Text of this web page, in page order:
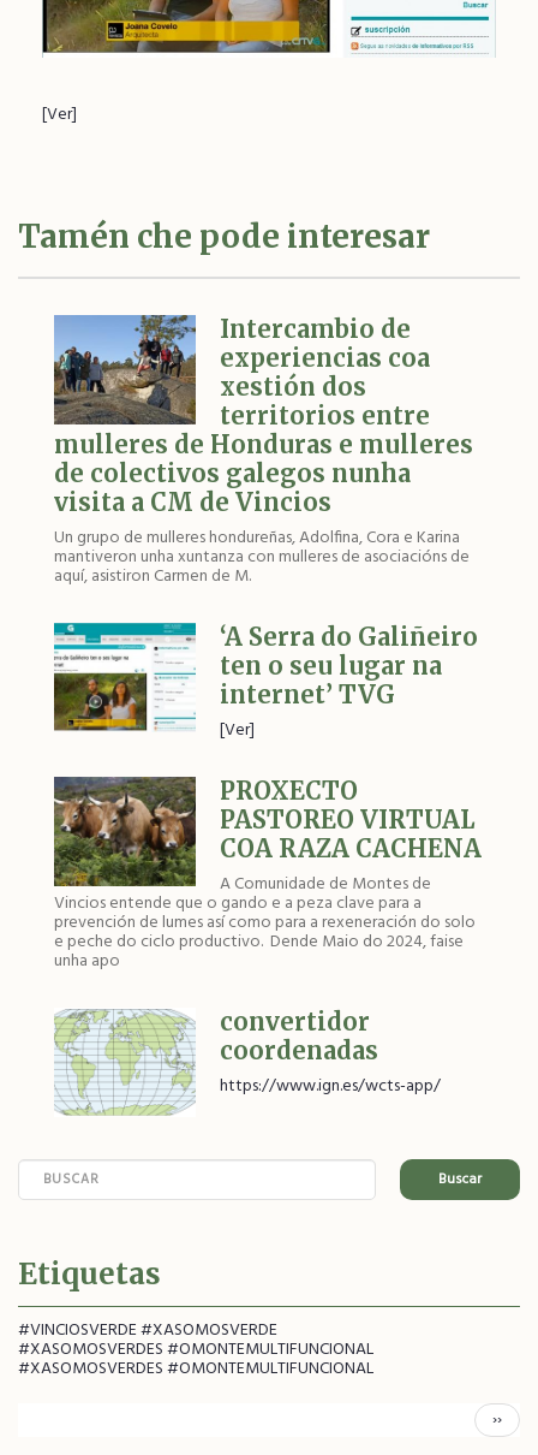
[Ver]
Tamén che pode interesar
Intercambio de
experiencias coa
xestión dos
territorios entre
mulleres de Honduras e mulleres
de colectivos galegos nunha
visita a CM de Vincios
Un grupo de mulleres hondureñas, Adolfina, Cora e Karina
mantiveron unha xuntanza con mulleres de asociacións de
aquí, asistiron Carmen de M.
‘A Serra do Galiñeiro
ten o seu lugar na
internet’ TVG
[Ver]
PROXECTO
PASTOREO VIRTUAL
COA RAZA CACHENA
A Comunidade de Montes de
Vincios entende que o gando e a peza clave para a
prevención de lumes así como para a rexeneración do solo
e peche do ciclo productivo. Dende Maio do 2024, faise
unha apo
convertidor
coordenadas
https://www.ign.es/wcts-app/
Buscar
Etiquetas
#VINCIOSVERDE #XASOMOSVERDE
#XASOMOSVERDES #OMONTEMULTIFUNCIONAL
#XASOMOSVERDES #OMONTEMULTIFUNCIONAL
Páxina
››